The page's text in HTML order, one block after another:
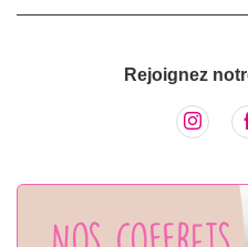
Rejoignez